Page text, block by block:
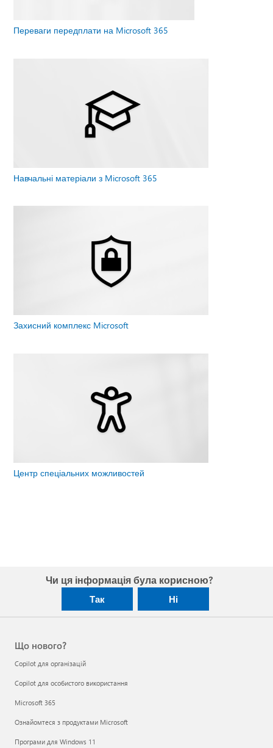
Переваги передплати на Microsoft 365
Навчальні матеріали з Microsoft 365
Захисний комплекс Microsoft
Центр спеціальних можливостей
Чи ця інформація була корисною?
Так Ні
Що нового?
Copilot для організацій
Copilot для особистого використання
Microsoft 365
Ознайомтеся з продуктами Microsoft
Програми для Windows 11